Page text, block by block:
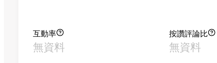
互動率
無資料
按讚評論比
無資料